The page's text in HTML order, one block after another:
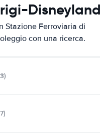
Disneyland
Stazione Ferroviaria di
con una ricerca.